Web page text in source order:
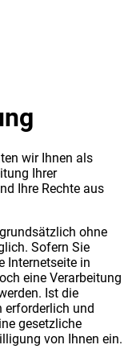
wir Ihnen als
Ihrer
Ihre Rechte aus
ohne
Sofern Sie
Internetseite in
eine Verarbeitung
Ist die
erforderlich und
gesetzliche
von Ihnen ein.